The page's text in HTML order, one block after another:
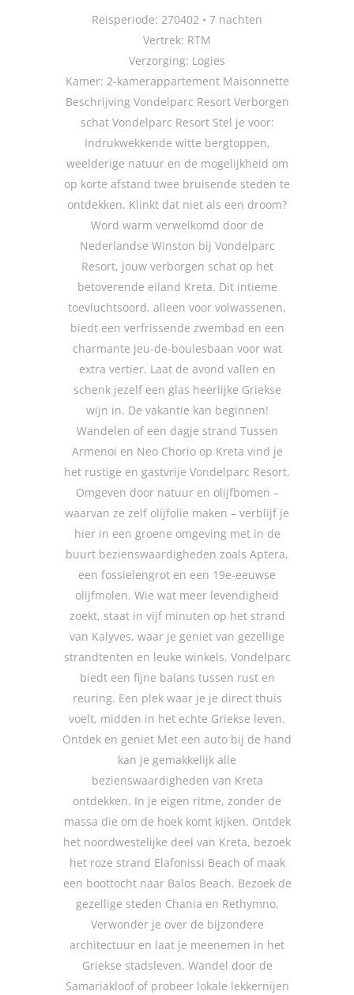
Reisperiode: 270402 • 7 nachten
Vertrek: RTM
Verzorging: Logies
Kamer: 2-kamerappartement Maisonnette
Beschrijving Vondelparc Resort Verborgen
schat Vondelparc Resort Stel je voor:
Indrukwekkende witte bergtoppen,
weelderige natuur en de mogelijkheid om
op korte afstand twee bruisende steden te
ontdekken. Klinkt dat niet als een droom?
Word warm verwelkomd door de
Nederlandse Winston bij Vondelparc
Resort, jouw verborgen schat op het
betoverende eiland Kreta. Dit intieme
toevluchtsoord, alleen voor volwassenen,
biedt een verfrissende zwembad en een
charmante jeu-de-boulesbaan voor wat
extra vertier. Laat de avond vallen en
schenk jezelf een glas heerlijke Griekse
wijn in. De vakantie kan beginnen!
Wandelen of een dagje strand Tussen
Armenoi en Neo Chorio op Kreta vind je
het rustige en gastvrije Vondelparc Resort.
Omgeven door natuur en olijfbomen –
waarvan ze zelf olijfolie maken – verblijf je
hier in een groene omgeving met in de
buurt bezienswaardigheden zoals Aptera,
een fossielengrot en een 19e-eeuwse
olijfmolen. Wie wat meer levendigheid
zoekt, staat in vijf minuten op het strand
van Kalyves, waar je geniet van gezellige
strandtenten en leuke winkels. Vondelparc
biedt een fijne balans tussen rust en
reuring. Een plek waar je je direct thuis
voelt, midden in het echte Griekse leven.
Ontdek en geniet Met een auto bij de hand
kan je gemakkelijk alle
bezienswaardigheden van Kreta
ontdekken. In je eigen ritme, zonder de
massa die om de hoek komt kijken. Ontdek
het noordwestelijke deel van Kreta, bezoek
het roze strand Elafonissi Beach of maak
een boottocht naar Balos Beach. Bezoek de
gezellige steden Chania en Rethymno.
Verwonder je over de bijzondere
architectuur en laat je meenemen in het
Griekse stadsleven. Wandel door de
Samariakloof of probeer lokale lekkernijen